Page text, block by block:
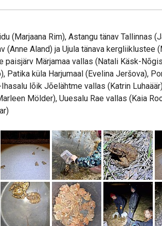
(Marjaana Rim), Astangu tänav Tallinnas
(Anne Aland) ja Ujula tänava kergliiklustee
paisjärv Märjamaa vallas (Natali Käsk-
Patika küla Harjumaal (Evelina Jeršova),
lõik Jõelähtme vallas (Katrin
Mölder), Uuesalu Rae vallas (Kaia